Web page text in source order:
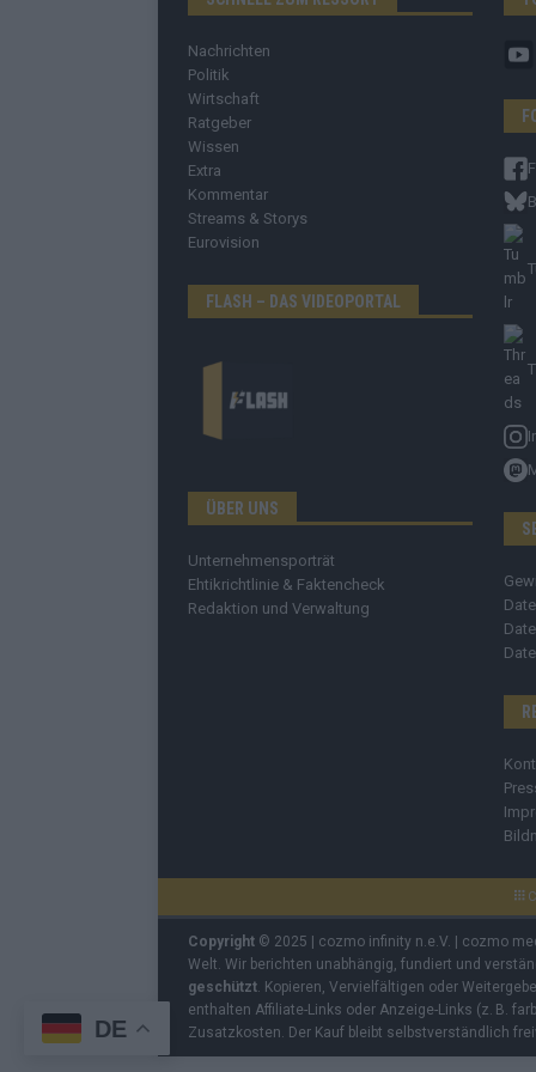
Nachrichten
Politik
Wirtschaft
Ratgeber
Wissen
Extra
Kommentar
Streams & Storys
Eurovision
FLASH – DAS VIDEOPORTAL
ÜBER UNS
Unternehmensporträt
Ehtikrichtlinie & Faktencheck
Redaktion und Verwaltung
Copyright © 2025 | cozmo infinity n.e.V. | cozmo
Welt. Wir berichten unabhängig, fundiert und
geschützt . Kopieren, Vervielfältigen oder
enthalten Affiliate-Links oder Anzeige-Links (z. B.
Zusatzkosten. Der Kauf bleibt selbstverständlich
DE